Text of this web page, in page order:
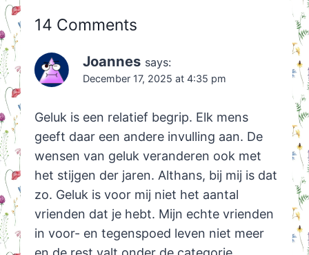
14 Comments
Joannes says:
December 17, 2025 at 4:35 pm
Geluk is een relatief begrip. Elk mens
geeft daar een andere invulling aan. De
wensen van geluk veranderen ook met
het stijgen der jaren. Althans, bij mij is dat
zo. Geluk is voor mij niet het aantal
vrienden dat je hebt. Mijn echte vrienden
in voor- en tegenspoed leven niet meer